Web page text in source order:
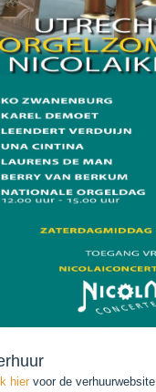
hiervoor de verhuurwebsite